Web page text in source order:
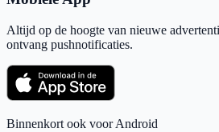
Altijd op de hoogte van nieuwe
ontvang pushnotificaties.
Binnenkort ook voor Android